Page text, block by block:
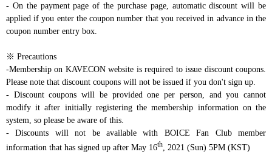
- On the payment page of the purchase page, automatic discount will be
applied if you enter the coupon number that you received in advance in the
coupon number entry box.
※ Precautions
-Membership on KAVECON website is required to issue discount coupons.
Please note that discount coupons will not be issued if you don't sign up.
- Discount coupons will be provided one per person, and you cannot
modify it after initially registering the membership information on the
system, so please be aware of this.
- Discounts will not be available with BOICE Fan Club member
information that has signed up after May 16th , 2021 (Sun) 5PM (KST)